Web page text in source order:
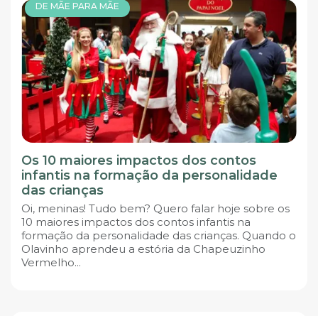
DE MÃE PARA MÃE
Os 10 maiores impactos dos contos
infantis na formação da personalidade
das crianças
Oi, meninas! Tudo bem? Quero falar hoje sobre os
10 maiores impactos dos contos infantis na
formação da personalidade das crianças. Quando o
Olavinho aprendeu a estória da Chapeuzinho
Vermelho...